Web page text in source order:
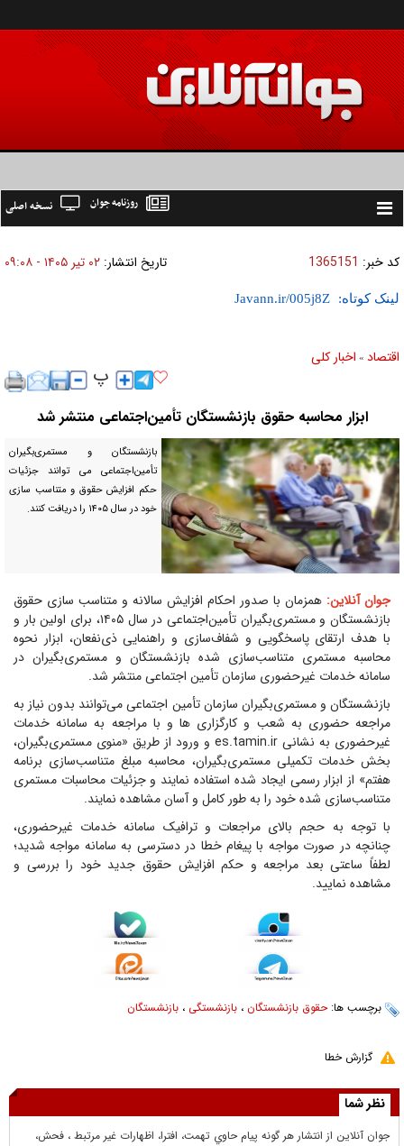
Toggle
نسخه اصلی روزنامه جوان
کد خبر: 1365151 تاریخ انتشار: ۰۲ تير ۱۴۰۵ - ۰۹:۰۸
لینک کوتاه:
اقتصاد » اخبار کلی
ابزار محاسبه حقوق بازنشستگان تأمین‌اجتماعی منتشر شد
بازنشستگان و مستمری‌بگیران
تأمین‌اجتماعی می توانند جزئیات
حکم افزایش حقوق و متناسب‌ سازی
خود در سال ۱۴۰۵ را دریافت کنند.
جوان آنلاین: همزمان با صدور احکام افزایش سالانه و متناسب‌ سازی حقوق
بازنشستگان و مستمری‌بگیران تأمین‌اجتماعی در سال ۱۴۰۵، برای اولین بار و
با هدف ارتقای پاسخگویی و شفاف‌سازی و راهنمایی ذی‌نفعان، ابزار نحوه
محاسبه مستمری متناسب‌سازی شده بازنشستگان و مستمری‌بگیران در
سامانه خدمات غیرحضوری سازمان تأمین اجتماعی منتشر شد.
بازنشستگان و مستمری‌بگیران سازمان تأمین اجتماعی می‌توانند بدون نیاز به
مراجعه حضوری به شعب و کارگزاری ها و با مراجعه به سامانه خدمات
غیرحضوری به نشانی es.tamin.ir و ورود از طریق «منوی مستمری‌بگیران،
بخش خدمات تکمیلی مستمری‌بگیران، محاسبه مبلغ متناسب‌سازی برنامه
هفتم» از ابزار رسمی ایجاد شده استفاده نمایند و جزئیات محاسبات مستمری
متناسب‌سازی شده خود را به طور کامل و آسان مشاهده نمایند.
با توجه به حجم بالای مراجعات و ترافیک سامانه خدمات غیرحضوری،
چنانچه در صورت مواجه با پیغام خطا در دسترسی به سامانه مواجه شدید؛
لطفاً ساعتی بعد مراجعه و حکم افزایش حقوق جدید خود را بررسی و
مشاهده نمایید.
برچسب ها:حقوق بازنشستگان ، بازنشستگی ، بازنشستگان
گزارش خطا
نظر شما
جوان آنلاين از انتشار هر گونه پيام حاوي تهمت، افترا، اظهارات غير مرتبط ، فحش،